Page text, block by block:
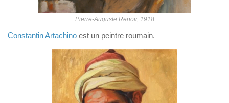
Pierre-Auguste Renoir, 1918
Constantin Artachino est un peintre roumain.